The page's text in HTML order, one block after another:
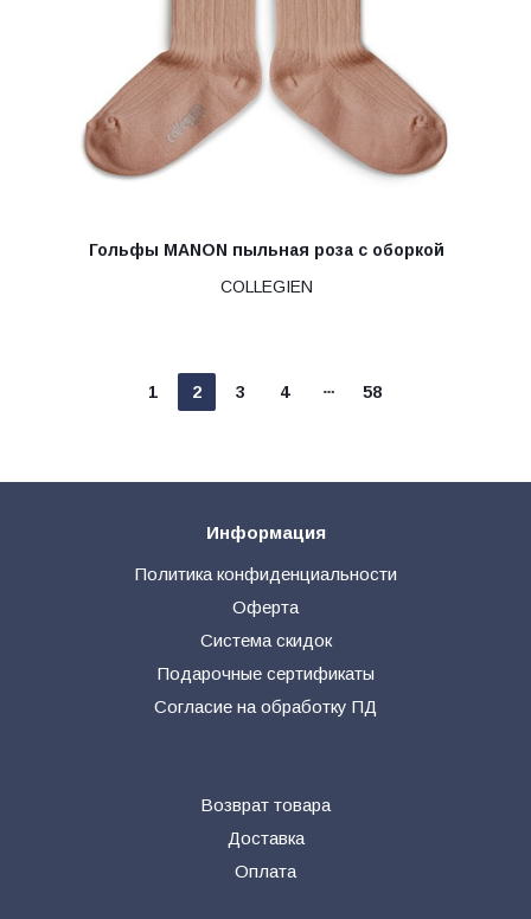
Гольфы MANON пыльная роза с оборкой
COLLEGIEN
1 2 3 4 58
Информация
Политика конфиденциальности
Оферта
Система скидок
Подарочные сертификаты
Согласие на обработку ПД
Возврат товара
Доставка
Оплата